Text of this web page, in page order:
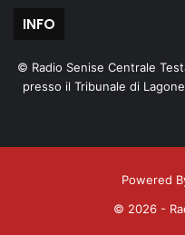
INFO
© Radio Senise Centrale
presso il Tribunale di
Powered
© 2026 -